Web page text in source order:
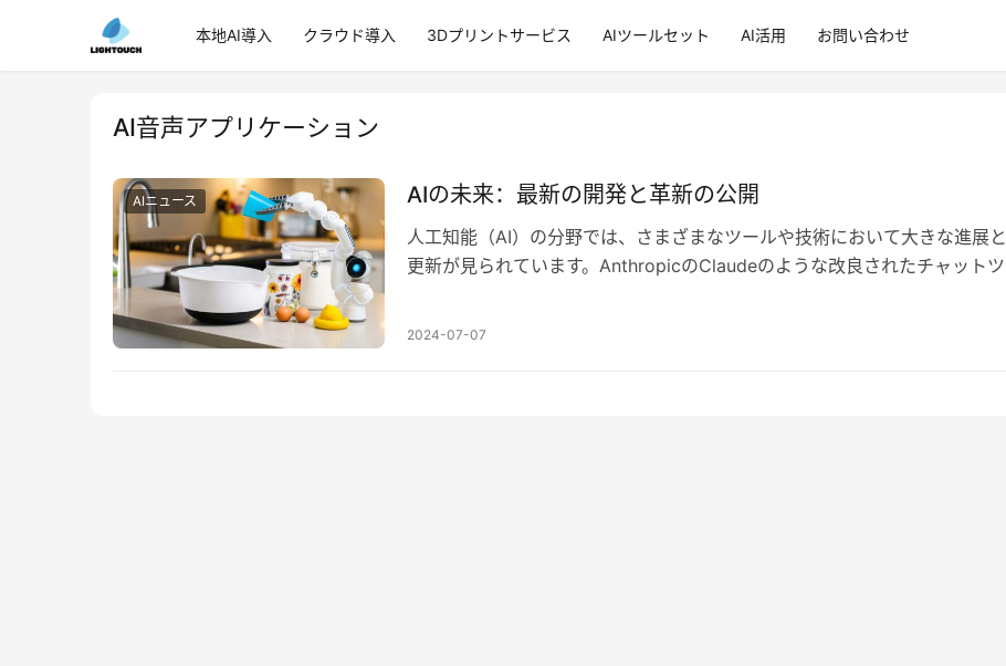
本地AI導入 クラウド導入 3Dプリントサービス AIツールセット AI活用 お問い合わせ
AI音声アプリケーション
AIニュース AIの未来：最新の開発と革新の公開
人工知能（AI）の分野では、さまざまなツールや技術において大きな進展と
更新が見られています。AnthropicのClaudeのような改良されたチャットツ
2024-07-07